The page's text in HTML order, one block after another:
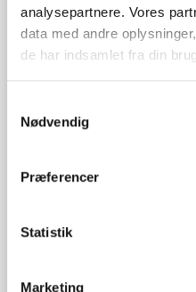
analysepartnere. Vores
data med andre
de har indsamlet fra din
Nødvendig
Præferencer
Statistik
Marketing
Læs mere om de bæredygtige
NATURE-serien her.
Pris ved 100 stk
Pris ved 300 stk